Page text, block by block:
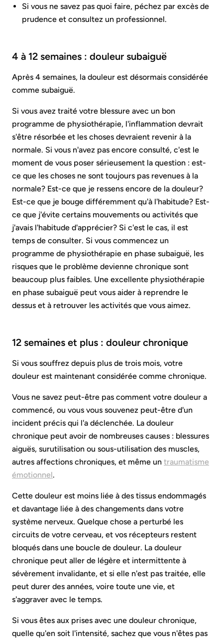
Si vous ne savez pas quoi faire, péchez par excès de
prudence et consultez un professionnel.
4 à 12 semaines : douleur subaiguë
Après 4 semaines, la douleur est désormais considérée
comme subaiguë.
Si vous avez traité votre blessure avec un bon
programme de physiothérapie, l'inflammation devrait
s'être résorbée et les choses devraient revenir à la
normale. Si vous n'avez pas encore consulté, c'est le
moment de vous poser sérieusement la question : est-
ce que les choses ne sont toujours pas revenues à la
normale? Est-ce que je ressens encore de la douleur?
Est-ce que je bouge différemment qu'à l'habitude? Est-
ce que j'évite certains mouvements ou activités que
j'avais l'habitude d'apprécier? Si c'est le cas, il est
temps de consulter. Si vous commencez un
programme de physiothérapie en phase subaiguë, les
risques que le problème devienne chronique sont
beaucoup plus faibles. Une excellente physiothérapie
en phase subaiguë peut vous aider à reprendre le
dessus et à retrouver les activités que vous aimez.
12 semaines et plus : douleur chronique
Si vous souffrez depuis plus de trois mois, votre
douleur est maintenant considérée comme chronique.
Vous ne savez peut-être pas comment votre douleur a
commencé, ou vous vous souvenez peut-être d'un
incident précis qui l'a déclenchée. La douleur
chronique peut avoir de nombreuses causes : blessures
aiguës, surutilisation ou sous-utilisation des muscles,
autres affections chroniques, et même un traumatisme
émotionnel.
Cette douleur est moins liée à des tissus endommagés
et davantage liée à des changements dans votre
système nerveux. Quelque chose a perturbé les
circuits de votre cerveau, et vos récepteurs restent
bloqués dans une boucle de douleur. La douleur
chronique peut aller de légère et intermittente à
sévèrement invalidante, et si elle n'est pas traitée, elle
peut durer des années, voire toute une vie, et
s'aggraver avec le temps.
Si vous êtes aux prises avec une douleur chronique,
quelle qu'en soit l'intensité, sachez que vous n'êtes pas